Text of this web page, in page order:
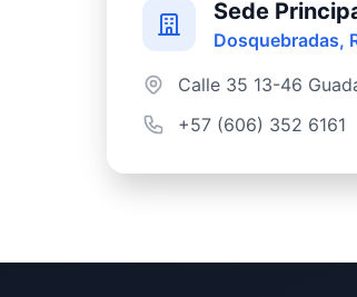
Sede
Dosquebradas,
Calle 35 13-46
+57 (606) 352 6161